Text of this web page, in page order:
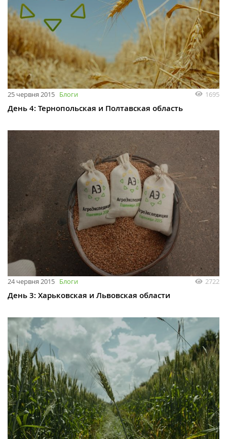
25 червня 2015 Блоги 1695
День 4: Тернопольская и Полтавская область
24 червня 2015 Блоги 2722
День 3: Харьковская и Львовская области